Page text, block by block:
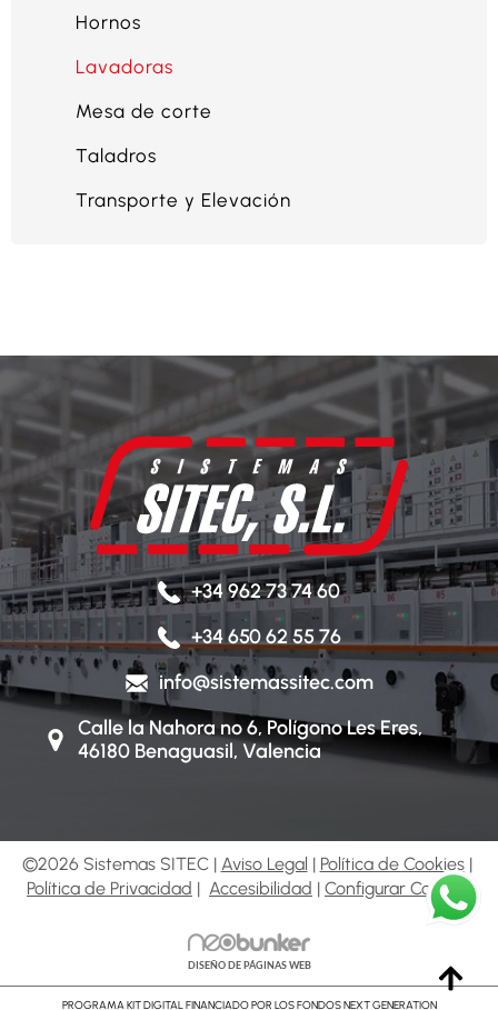
Hornos
Lavadoras
Mesa de corte
Taladros
Transporte y Elevación
+34 962 73 74 60
+34 650 62 55 76
info@sistemassitec.com
Calle la Nahora nº 6, Polígono Les Eres,
46180 Benaguasil, Valencia
©2026 Sistemas SITEC | Aviso Legal | Política de Cookies|
Política de Privacidad | Accesibilidad | Configurar Cookies
DISEÑO DE PÁGINAS WEB
PROGRAMA KIT DIGITAL FINANCIADO POR LOS FONDOS NEXT GENERATION